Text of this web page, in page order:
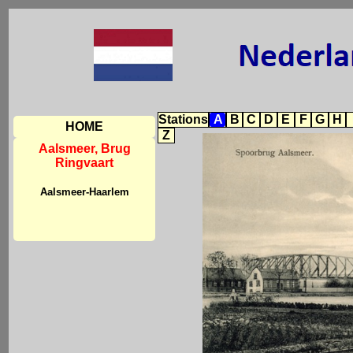
HOME
Aalsmeer, Brug
Ringvaart
Aalsmeer-Haarlem
Stations A B C D E F G H
Z